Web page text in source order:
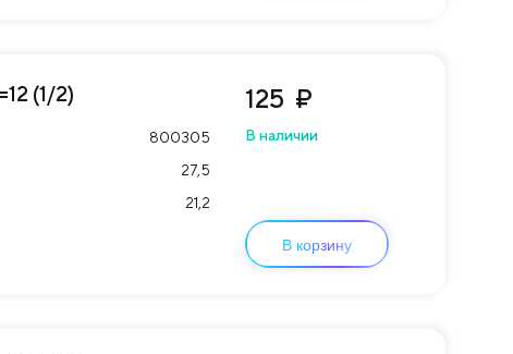
(1/2)
800305
27,5
21,2
125 ₽
В наличии
В корзину